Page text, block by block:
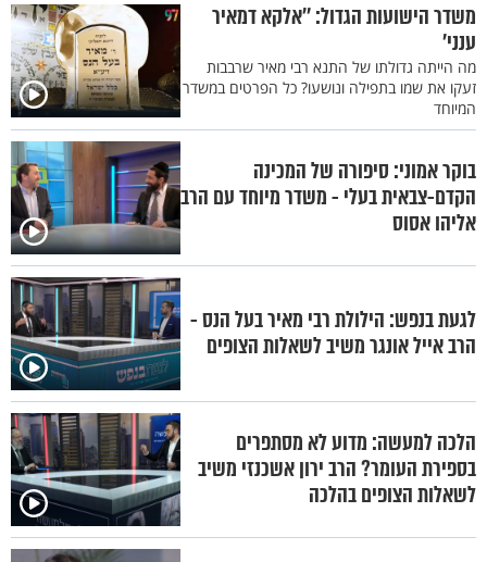
משדר הישועות הגדול: ''אלקא דמאיר
ענני'
מה הייתה גדולתו של התנא רבי מאיר שרבבות
זעקו את שמו בתפילה ונושעו? כל הפרטים במשדר
המיוחד
בוקר אמוני: סיפורה של המכינה
הקדם-צבאית בעלי - משדר מיוחד עם הרב
אליהו אסוס
לגעת בנפש: הילולת רבי מאיר בעל הנס -
הרב אייל אונגר משיב לשאלות הצופים
הלכה למעשה: מדוע לא מסתפרים
בספירת העומר? הרב ירון אשכנזי משיב
לשאלות הצופים בהלכה